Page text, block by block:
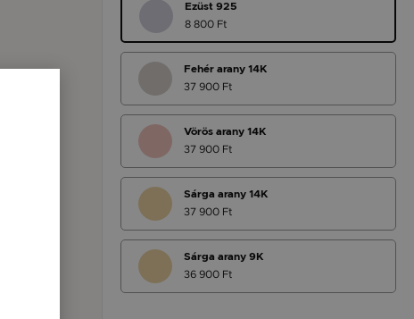
Ezüst 925
8 800 Ft
Fehér arany 14K
37 900 Ft
Vörös arany 14K
37 900 Ft
Sárga arany 14K
37 900 Ft
Sárga arany 9K
36 900 Ft